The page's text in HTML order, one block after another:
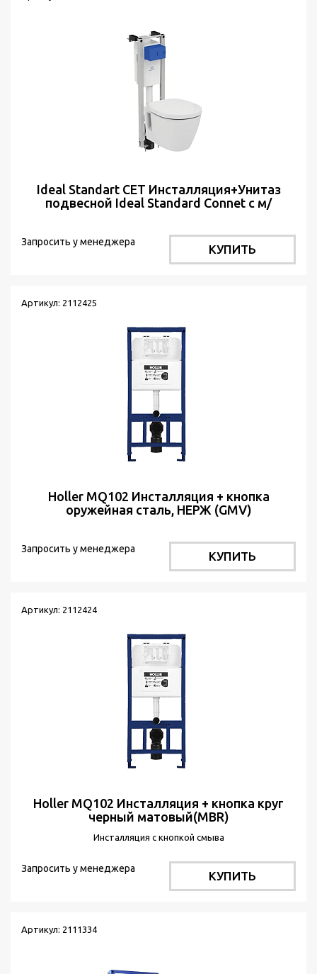
Ideal Standart CЕТ Инсталляция+Унитаз
подвесной Ideal Standard Connet с м/
Запросить у менеджера
КУПИТЬ
Артикул: 2112425
Holler MQ102 Инсталляция + кнопка
оружейная сталь, НЕРЖ (GMV)
Запросить у менеджера
КУПИТЬ
Артикул: 2112424
Holler MQ102 Инсталляция + кнопка круг
черный матовый(MBR)
Инсталляция с кнопкой смыва
Запросить у менеджера
КУПИТЬ
Артикул: 2111334